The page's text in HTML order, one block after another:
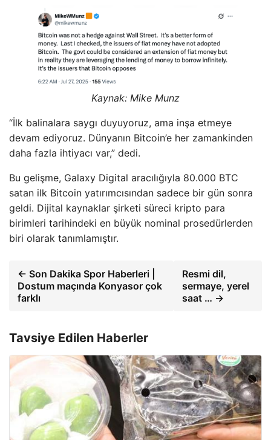
Kaynak: Mike Munz
“İlk balinalara saygı duyuyoruz, ama inşa etmeye
devam ediyoruz. Dünyanın Bitcoin’e her zamankinden
daha fazla ihtiyacı var,” dedi.
Bu gelişme, Galaxy Digital aracılığıyla 80.000 BTC
satan ilk Bitcoin yatırımcısından sadece bir gün sonra
geldi. Dijital kaynaklar şirketi süreci kripto para
birimleri tarihindeki en büyük nominal prosedürlerden
biri olarak tanımlamıştır.
← Son Dakika Spor Haberleri |
Dostum maçında Konyasor çok
farklı
Resmi dil,
sermaye, yerel
saat … →
Tavsiye Edilen Haberler